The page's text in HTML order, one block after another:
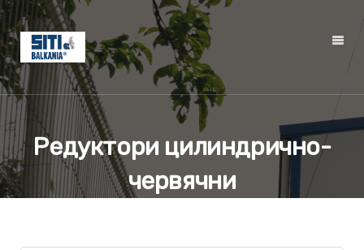
Редуктори цилиндрично-
червячни